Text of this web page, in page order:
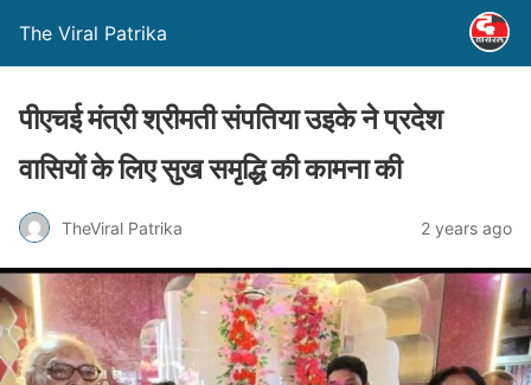
The Viral Patrika
पीएचई मंत्री श्रीमती संपतिया उइके ने प्रदेश
वासियों के लिए सुख समृद्धि की कामना की
TheViral Patrika 2 years ago